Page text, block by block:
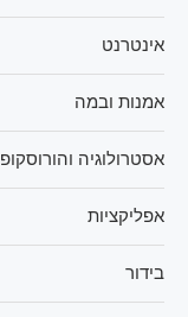
אינטרנט
אמנות ובמה
אסטרולוגיה והורוסקופ
אפליקציות
בידור